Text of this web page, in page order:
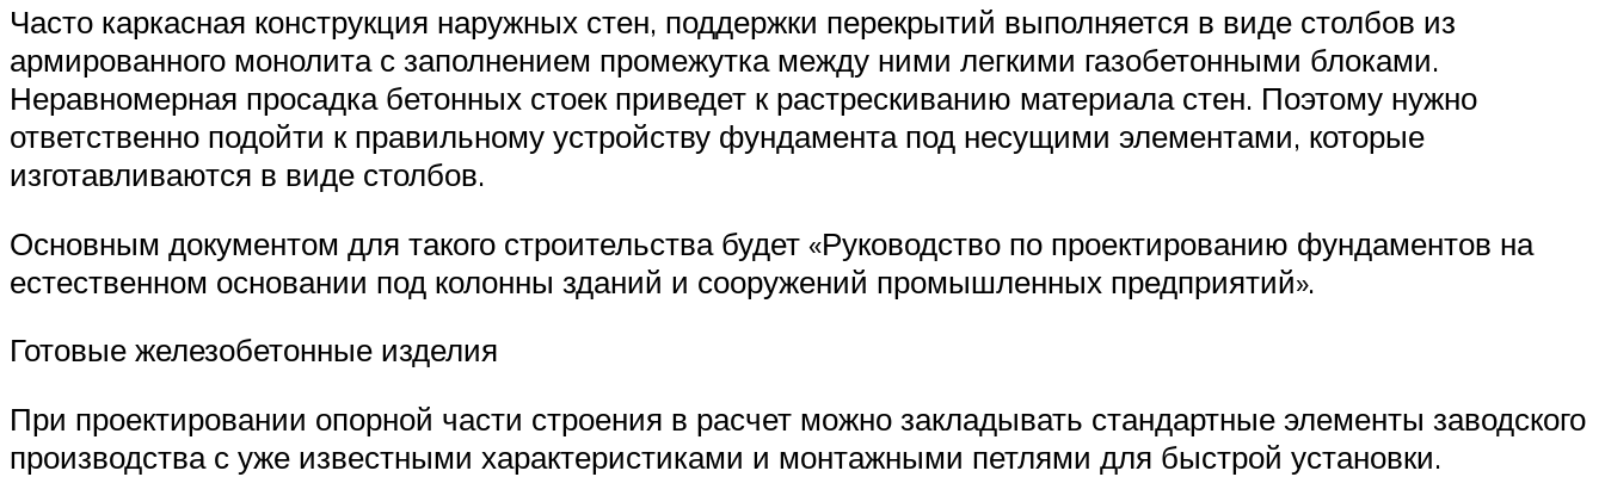
Часто каркасная конструкция наружных стен, поддержки перекрытий выполняется в виде столбов из
армированного монолита с заполнением промежутка между ними легкими газобетонными блоками.
Неравномерная просадка бетонных стоек приведет к растрескиванию материала стен. Поэтому нужно
ответственно подойти к правильному устройству фундамента под несущими элементами, которые
изготавливаются в виде столбов.
Основным документом для такого строительства будет «Руководство по проектированию фундаментов на
естественном основании под колонны зданий и сооружений промышленных предприятий».
Готовые железобетонные изделия
При проектировании опорной части строения в расчет можно закладывать стандартные элементы заводского
производства с уже известными характеристиками и монтажными петлями для быстрой установки.